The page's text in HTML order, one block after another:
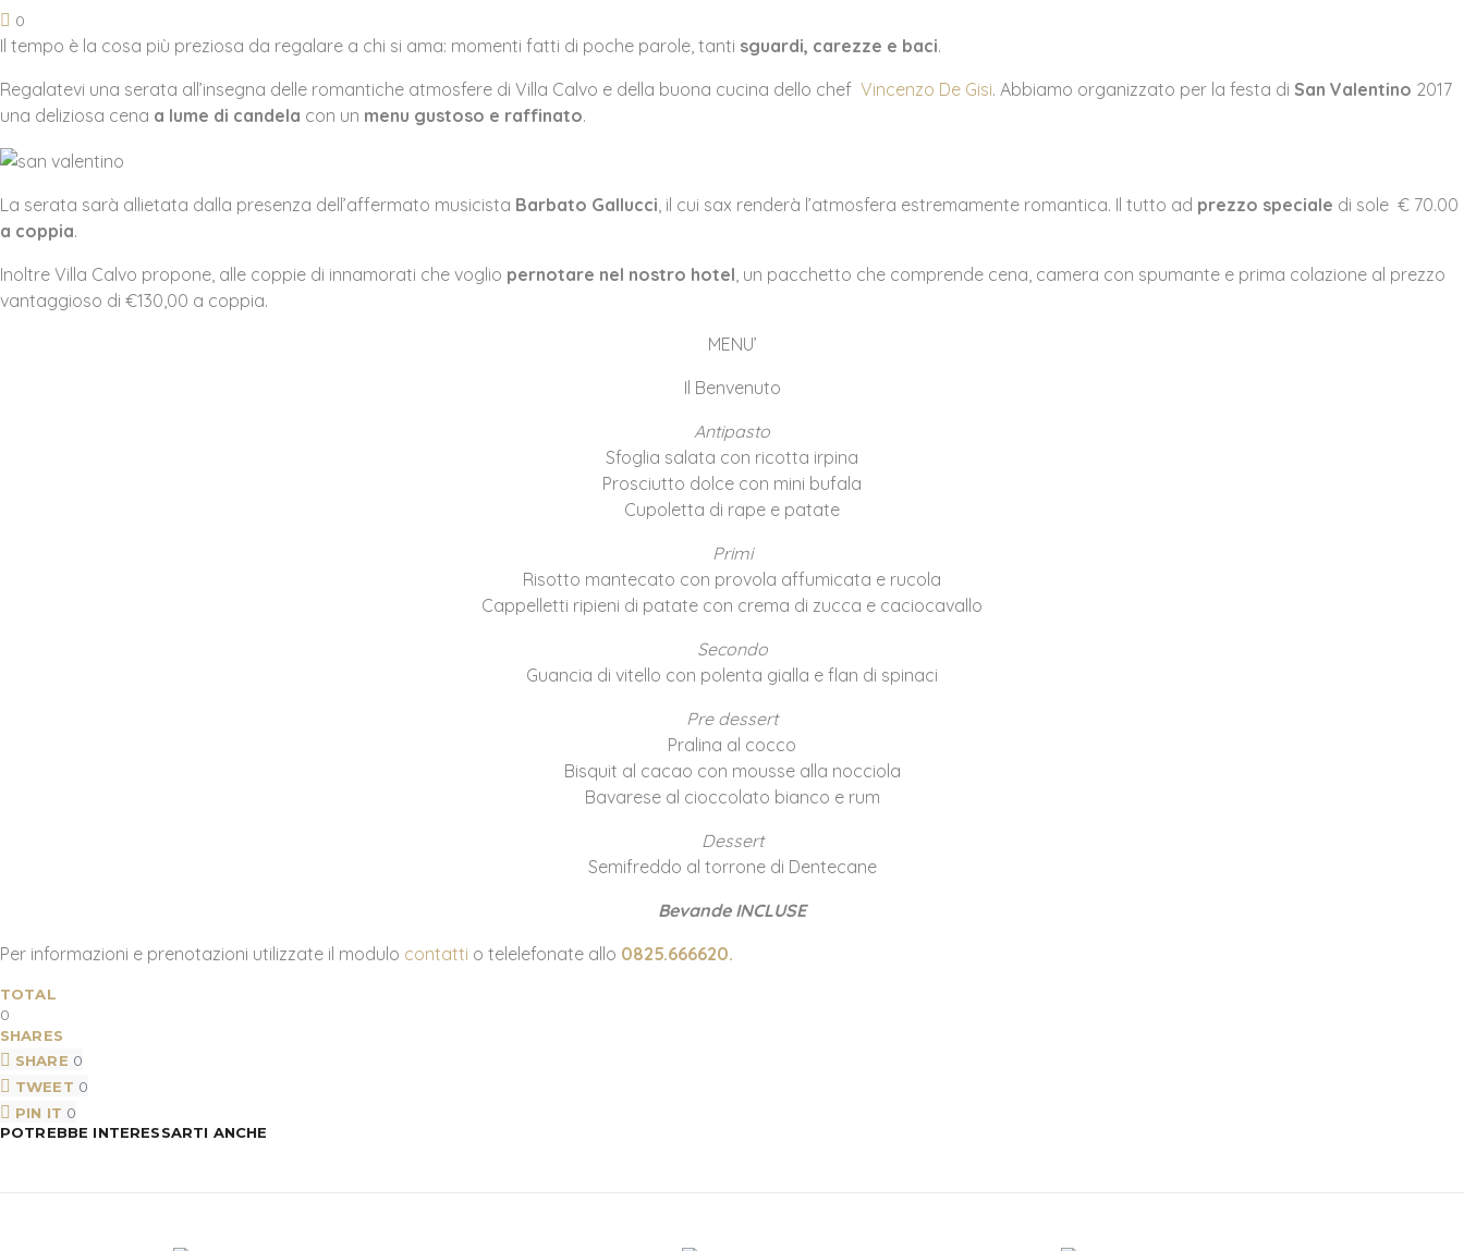
0
Il tempo è la cosa più preziosa da regalare a chi si ama: momenti fatti di poche parole, tanti sguardi, carezze e baci.
Regalatevi una serata all’insegna delle romantiche atmosfere di Villa Calvo e della buona cucina dello chef Vincenzo De Gisi. Abbiamo organizzato per la festa di San Valentino 2017
una deliziosa cena a lume di candela con un menu gustoso e raffinato.
La serata sarà allietata dalla presenza dell’affermato musicista Barbato Gallucci , il cui sax renderà l’atmosfera estremamente romantica. Il tutto ad prezzo speciale di sole € 70.00
a coppia.
Inoltre Villa Calvo propone, alle coppie di innamorati che voglio pernotare nel nostro hotel , un pacchetto che comprende cena, camera con spumante e prima colazione al prezzo
vantaggioso di €130,00 a coppia.
MENU’
Il Benvenuto
Antipasto
Sfoglia salata con ricotta irpina
Prosciutto dolce con mini bufala
Cupoletta di rape e patate
Primi
Risotto mantecato con provola affumicata e rucola
Cappelletti ripieni di patate con crema di zucca e caciocavallo
Secondo
Guancia di vitello con polenta gialla e flan di spinaci
Pre dessert
Pralina al cocco
Bisquit al cacao con mousse alla nocciola
Bavarese al cioccolato bianco e rum
Dessert
Semifreddo al torrone di Dentecane
Bevande INCLUSE
Per informazioni e prenotazioni utilizzate il modulo contatti o telelefonate allo 0825.666620.
TOTAL
0
SHARES
SHARE 0
TWEET 0
PIN IT 0
POTREBBE INTERESSARTI ANCHE